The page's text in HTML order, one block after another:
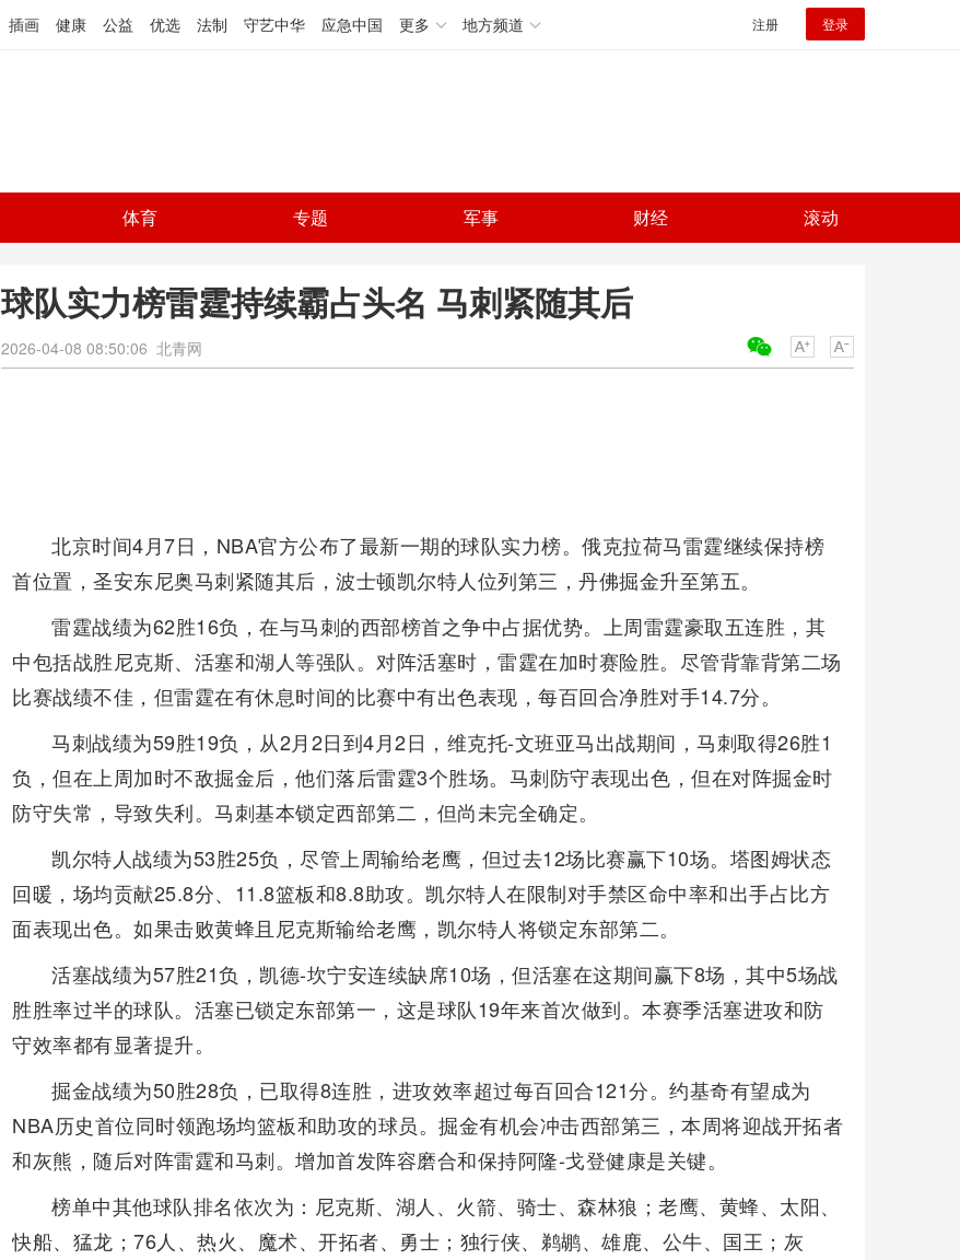
插画 健康 公益 优选 法制 守艺中华 应急中国 更多 地方频道 注册 登录
体育 专题 军事 财经 滚动
球队实力榜雷霆持续霸占头名 马刺紧随其后
2026-04-08 08:50:06 北青网
北京时间4月7日，NBA官方公布了最新一期的球队实力榜。俄克拉荷马雷霆继续保持榜
首位置，圣安东尼奥马刺紧随其后，波士顿凯尔特人位列第三，丹佛掘金升至第五。
雷霆战绩为62胜16负，在与马刺的西部榜首之争中占据优势。上周雷霆豪取五连胜，其
中包括战胜尼克斯、活塞和湖人等强队。对阵活塞时，雷霆在加时赛险胜。尽管背靠背第二场
比赛战绩不佳，但雷霆在有休息时间的比赛中有出色表现，每百回合净胜对手14.7分。
马刺战绩为59胜19负，从2月2日到4月2日，维克托-文班亚马出战期间，马刺取得26胜1
负，但在上周加时不敌掘金后，他们落后雷霆3个胜场。马刺防守表现出色，但在对阵掘金时
防守失常，导致失利。马刺基本锁定西部第二，但尚未完全确定。
凯尔特人战绩为53胜25负，尽管上周输给老鹰，但过去12场比赛赢下10场。塔图姆状态
回暖，场均贡献25.8分、11.8篮板和8.8助攻。凯尔特人在限制对手禁区命中率和出手占比方
面表现出色。如果击败黄蜂且尼克斯输给老鹰，凯尔特人将锁定东部第二。
活塞战绩为57胜21负，凯德-坎宁安连续缺席10场，但活塞在这期间赢下8场，其中5场战
胜胜率过半的球队。活塞已锁定东部第一，这是球队19年来首次做到。本赛季活塞进攻和防
守效率都有显著提升。
掘金战绩为50胜28负，已取得8连胜，进攻效率超过每百回合121分。约基奇有望成为
NBA历史首位同时领跑场均篮板和助攻的球员。掘金有机会冲击西部第三，本周将迎战开拓者
和灰熊，随后对阵雷霆和马刺。增加首发阵容磨合和保持阿隆-戈登健康是关键。
榜单中其他球队排名依次为：尼克斯、湖人、火箭、骑士、森林狼；老鹰、黄蜂、太阳、
快船、猛龙；76人、热火、魔术、开拓者、勇士；独行侠、鹈鹕、雄鹿、公牛、国王；灰